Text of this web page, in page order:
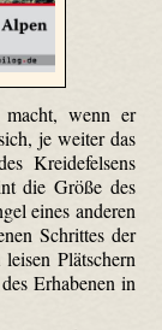
wenn er
je weiter das
Kreidefelsens
die Größe des
eines anderen
Schrittes der
Plätschern
Erhabenen in